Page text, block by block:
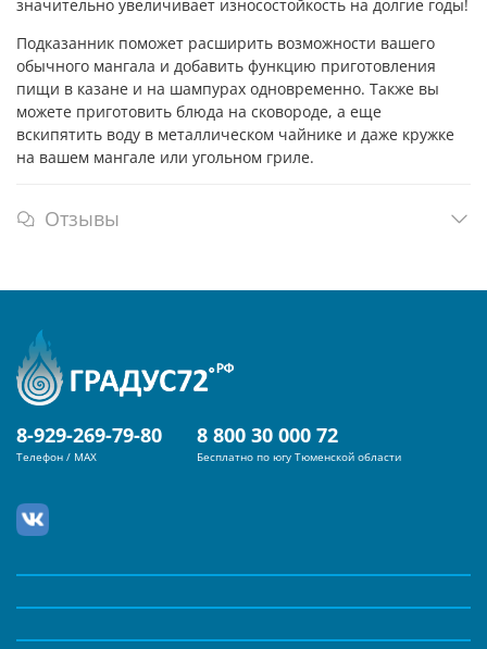
значительно увеличивает износостойкость на долгие годы!
Подказанник поможет расширить возможности вашего
обычного мангала и добавить функцию приготовления
пищи в казане и на шампурах одновременно. Также вы
можете приготовить блюда на сковороде, а еще
вскипятить воду в металлическом чайнике и даже кружке
на вашем мангале или угольном гриле.
Отзывы
8-929-269-79-80
Телефон / MAX
8 800 30 000 72
Бесплатно по югу Тюменской области